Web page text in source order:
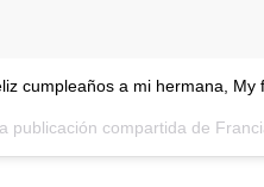
cumpleaños a mi hermana,
publicación compartida de